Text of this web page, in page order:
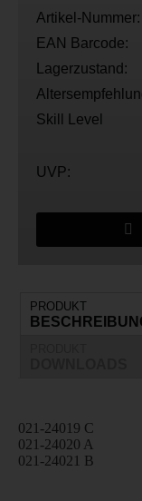
Artikel-Nummer:
EAN Barcode:
Lagerzustand:
Skill Level
UVP:
PRODUKT
021-24019 C
021-24020 A
021-24021 B